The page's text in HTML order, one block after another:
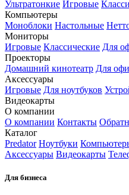
Ультратонкие Игровые
Компьютеры
Моноблоки Настольные
Мониторы
Игровые Классические Для
Проекторы
Домашний кинотеатр Для
Аксессуары
Игровые Для ноутбуков
Видеокарты
О компании
О компании Контакты
Каталог
Predator Ноутбуки
Аксессуары Видеокарты
Для бизнеса